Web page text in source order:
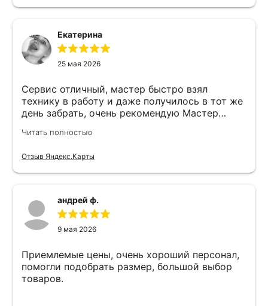
Екатерина
25 мая 2026
Сервис отличный, мастер быстро взял
технику в работу и даже получилось в тот же
день забрать, очень рекомендую Мастер
Читать полностью
Отзыв Яндекс.Карты
андрей ф.
9 мая 2026
Приемлемые цены, очень хороший персонал,
помогли подобрать размер, большой выбор
товаров.